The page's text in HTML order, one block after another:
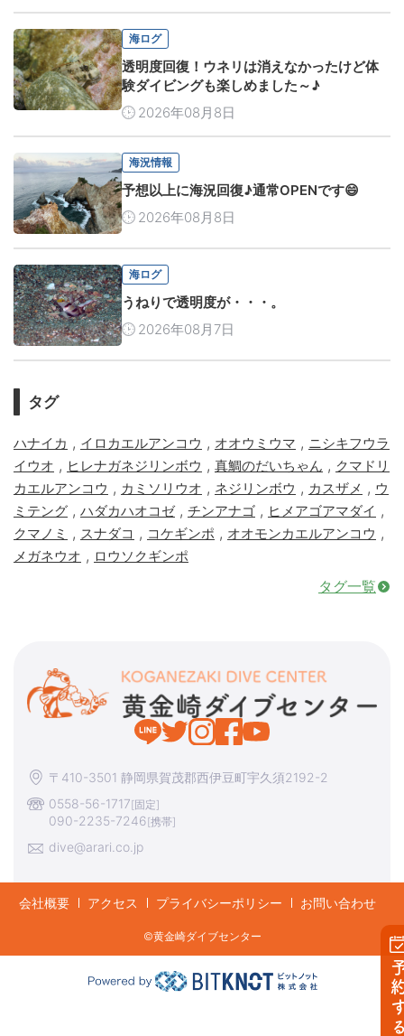
予
海ログ
透明度回復！ウネリは消えなかったけど体
験ダイビングも楽しめました～♪
2026年08月8日
海況情報
予想以上に海況回復♪通常OPENです😄
2026年08月8日
海ログ
うねりで透明度が・・・。
2026年08月7日
タグ
ハナイカ , イロカエルアンコウ , オオウミウマ , ニシキフウラ
イウオ , ヒレナガネジリンボウ , 真鯛のだいちゃん , クマドリ
カエルアンコウ , カミソリウオ , ネジリンボウ , カスザメ , ウ
ミテング , ハダカハオコゼ, チンアナゴ , ヒメアゴアマダイ ,
クマノミ , スナダコ , コケギンポ , オオモンカエルアンコウ ,
メガネウオ , ロウソクギンポ
タグ一覧
〒410-3501 静岡県賀茂郡西伊豆町宇久須2192-2
0558-56-1717[固定]
090-2235-7246[携帯]
dive@arari.co.jp
会社概要 アクセス プライバシーポリシー お問い合わせ
©︎黄金崎ダイブセンター